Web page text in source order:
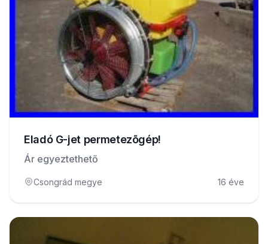
Eladó G-jet permetezõgép!
Ár egyeztethető
Csongrád megye 16 éve